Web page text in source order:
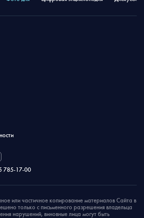
785-17-00
или частичное копирование материалов Сайта в
только с письменного разрешения владельца
нарушений, виновные лица могут быть